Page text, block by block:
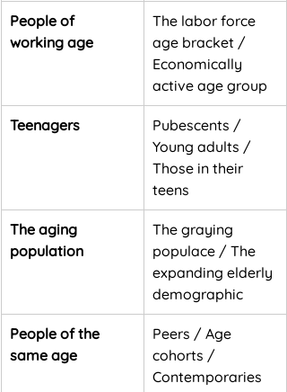
People of
working age
The labor force
age bracket /
Economically
active age group
Teenagers
Pubescents /
Young adults /
Those in their
teens
The aging
population
The graying
populace / The
expanding elderly
demographic
People of the
same age
Peers / Age
cohorts /
Contemporaries